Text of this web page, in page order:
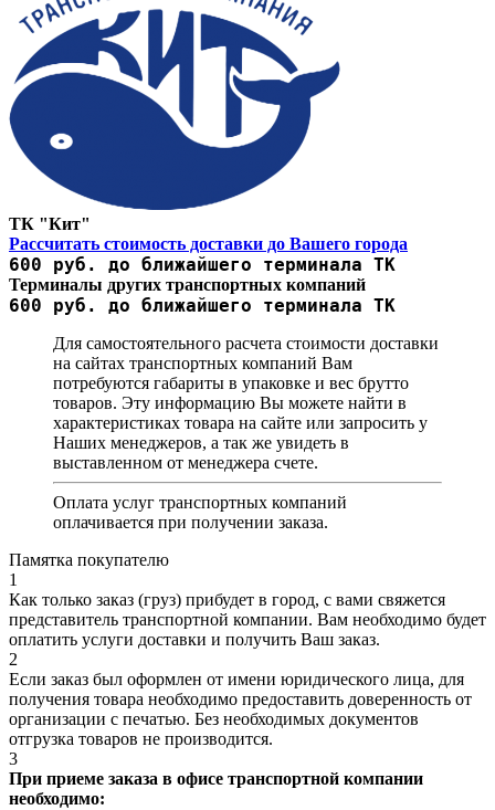
ТК "Кит"
Рассчитать стоимость доставки до Вашего города
600 руб. до ближайшего терминала ТК
Терминалы других транспортных компаний
600 руб. до ближайшего терминала ТК
Для самостоятельного расчета стоимости доставки
на сайтах транспортных компаний Вам
потребуются габариты в упаковке и вес брутто
товаров. Эту информацию Вы можете найти в
характеристиках товара на сайте или запросить у
Наших менеджеров, а так же увидеть в
выставленном от менеджера счете.
Оплата услуг транспортных компаний
оплачивается при получении заказа.
Памятка покупателю
1
Как только заказ (груз) прибудет в город, с вами свяжется
представитель транспортной компании. Вам необходимо будет
оплатить услуги доставки и получить Ваш заказ.
2
Если заказ был оформлен от имени юридического лица, для
получения товара необходимо предоставить доверенность от
организации с печатью. Без необходимых документов
отгрузка товаров не производится.
3
При приеме заказа в офисе транспортной компании
необходимо: